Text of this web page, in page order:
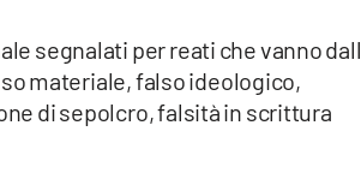
segnalati per reati che vanno
materiale, falso ideologico,
di sepolcro, falsità in scrittura